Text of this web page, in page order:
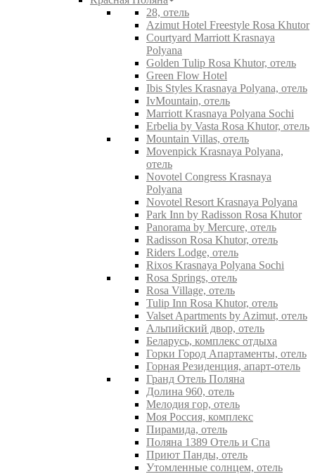
28, отель
Azimut Hotel Freestyle Rosa Khutor
Courtyard Marriott Krasnaya
Polyana
Golden Tulip Rosa Khutor, отель
Green Flow Hotel
Ibis Styles Krasnaya Polyana, отель
IvMountain, отель
Marriott Krasnaya Polyana Sochi
Erbelia by Vasta Rosa Khutor, отель
Mountain Villas, отель
Movenpick Krasnaya Polyana,
отель
Novotel Congress Krasnaya
Polyana
Novotel Resort Krasnaya Polyana
Park Inn by Radisson Rosa Khutor
Panorama by Mercure, отель
Radisson Rosa Khutor, отель
Riders Lodge, отель
Rixos Krasnaya Polyana Sochi
Rosa Springs, отель
Rosa Village, отель
Tulip Inn Rosa Khutor, отель
Valset Apartments by Azimut, отель
Альпийский двор, отель
Беларусь, комплекс отдыха
Горки Город Апартаменты, отель
Горная Резиденция, апарт-отель
Гранд Отель Поляна
Долина 960, отель
Мелодия гор, отель
Моя Россия, комплекс
Пирамида, отель
Поляна 1389 Отель и Спа
Приют Панды, отель
Утомленные солнцем, отель